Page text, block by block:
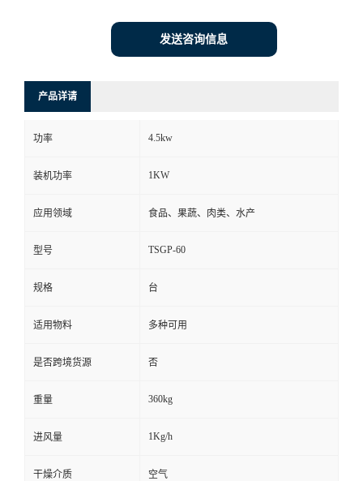
发送咨询信息
产品详请
功率 4.5kw
装机功率 1KW
应用领域 食品、果蔬、肉类、水产
型号 TSGP-60
规格 台
适用物料 多种可用
是否跨境货源 否
重量 360kg
进风量 1Kg/h
干燥介质 空气